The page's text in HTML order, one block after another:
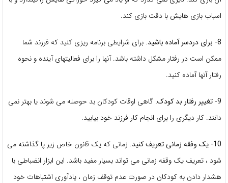
اسباب بازی هایش با دقت بازی کند.
8- برای دردسر آماده باشید.
برای شرایطی برنامه ریزی کنید که فرزند شما
ممکن است در رفتار مشکل داشته باشد. آنها را برای فعالیتهای آینده و نحوه
رفتار آنها آماده کنید.
9- تغییر رفتار بد کودک.
گاهی اوقات کودکان بد حوصله می شوند یا بهتر نمی
دانند. کار دیگری را برای انجام کار فرزند خود بیابید.
10- یک وفقه زمانی تعریف کنید.
زمانی که یک قانون خاص زیر پا گذاشته می
شود ، تعریف یک وقفه زمانی می تواند بسیار مفید باشد. این ابزار انضباطی با
هشدار دادن به کودکان در صورت عدم توقف زمان ، یادآوری اشتباهات خود